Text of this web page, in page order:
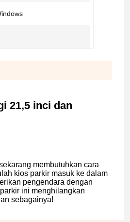
21,5 inci dan
membutuhkan cara
kios parkir masuk ke dalam
pengendara dengan
ini menghilangkan
sebagainya!